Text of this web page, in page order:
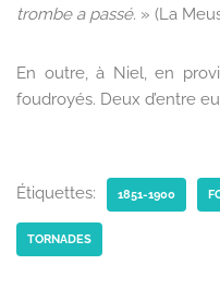
trombe a passé. » (La
En outre, à Niel, en
foudroyés. Deux d’entre
Étiquettes: 1851-1900
TORNADES